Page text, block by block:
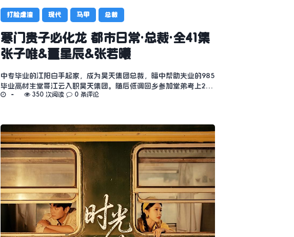
打脸虐渣 现代 马甲 总裁
寒门贵子必化龙 都市日常·总裁·全41集
张子唯&董星辰&张若曦
中专毕业的江阳白手起家，成为昊天集团总裁，暗中帮助失业的985
毕业高材生堂哥江云入职昊天集团。随后低调回乡参加堂弟考上2…
350 次阅读 0 条评论